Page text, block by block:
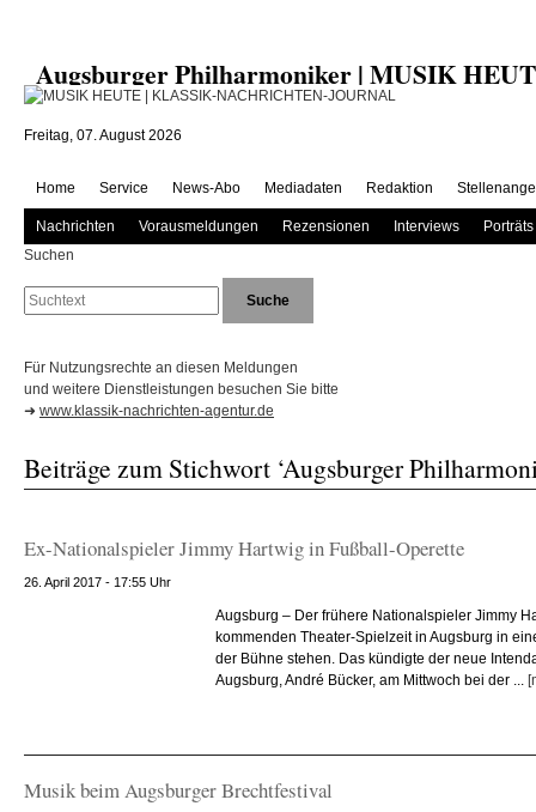
Augsburger Philharmoniker | MUSIK
Freitag, 07. August 2026
Home Service News-Abo Mediadaten Redaktion
Nachrichten Vorausmeldungen Rezensionen Interviews
Porträts
Suchen
Für Nutzungsrechte an diesen Meldungen
und weitere Dienstleistungen besuchen Sie bitte
➜ www.klassik-nachrichten-agentur.de
Beiträge zum Stichwort ‘Augsburger
Ex-Nationalspieler Jimmy Hartwig in Fußball-Operette
26. April 2017 - 17:55 Uhr
Augsburg – Der frühere Nationalspieler Jimmy
kommenden Theater-Spielzeit in Augsburg in
der Bühne stehen. Das kündigte der neue
Augsburg, André Bücker, am Mittwoch bei der ...
Musik beim Augsburger Brechtfestival